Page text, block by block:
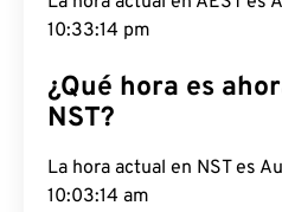
10:33:15 pm
¿Qué hora es
NST?
La hora actual en NST es
10:03:15 am